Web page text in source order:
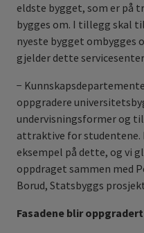
eldste bygget, som er på
bygges om. I tillegg skal
nyeste bygget ombygges
gjelder dette
−
oppgradere
undervisningsformer og
attraktive for
eksempel på dette, og vi
oppdraget sammen med
Borud, Statsbyggs
Fasadene blir oppgradert